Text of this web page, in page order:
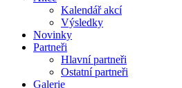
Kalendář akcí
Výsledky
Novinky
Partneři
Hlavní partneři
Ostatní partneři
Galerie